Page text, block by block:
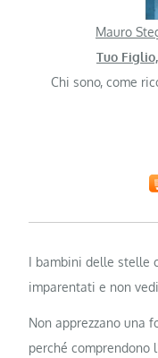
Mauro
Tuo
Chi sono, come
I bambini delle stelle
imparentati e non
Non apprezzano una
perché comprendono